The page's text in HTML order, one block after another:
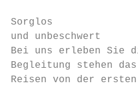
Sorglos
und unbeschwert
Bei uns erleben Sie
Begleitung stehen
Reisen von der